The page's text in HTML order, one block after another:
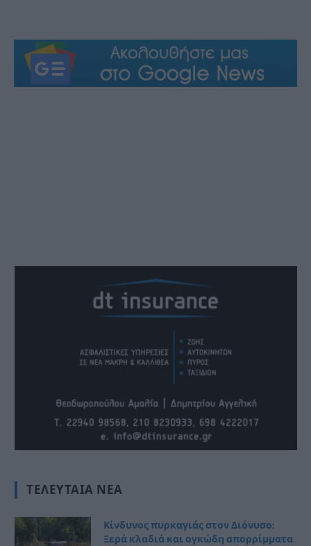
ΤΕΛΕΥΤΑΊΑ ΝΈΑ
Κίνδυνος πυρκαγιάς στον Διόνυσο:
Ξερά κλαδιά και ογκώδη απορρίμματα